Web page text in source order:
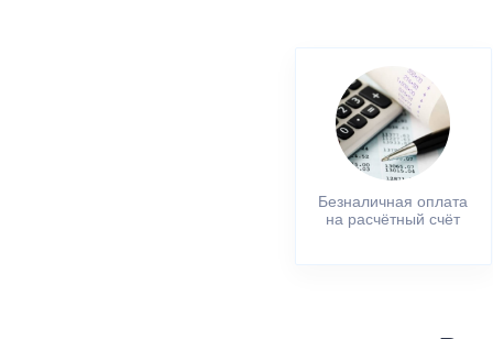
Безналичная оплата
на расчётный счёт